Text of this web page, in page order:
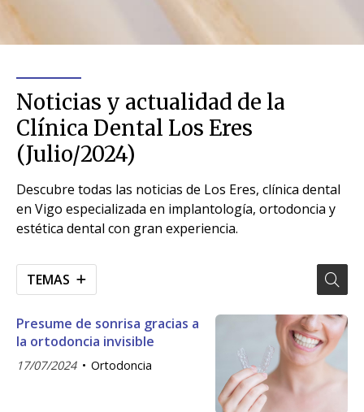
Noticias y actualidad de la
Clínica Dental Los Eres
(Julio/2024)
Descubre todas las noticias de Los Eres, clínica dental
en Vigo especializada en implantología, ortodoncia y
estética dental con gran experiencia.
TEMAS
Presume de sonrisa gracias a
la ortodoncia invisible
17/07/2024 Ortodoncia